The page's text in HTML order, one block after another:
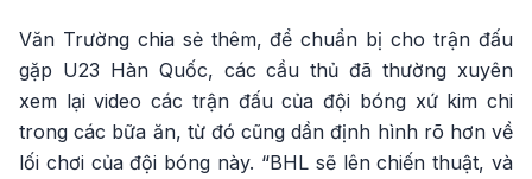
Văn Trường chia sẻ thêm, để chuẩn bị cho trận đấu
gặp U23 Hàn Quốc, các cầu thủ đã thường xuyên
xem lại video các trận đấu của đội bóng xứ kim chi
trong các bữa ăn, từ đó cũng dần định hình rõ hơn về
lối chơi của đội bóng này. “BHL sẽ lên chiến thuật, và